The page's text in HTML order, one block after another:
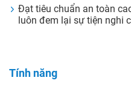
Đạt tiêu chuẩn an toàn
luôn đem lại sự tiện nghi
Tính năng